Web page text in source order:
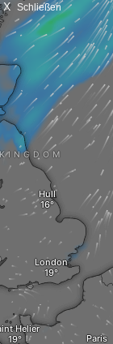
X Schließen